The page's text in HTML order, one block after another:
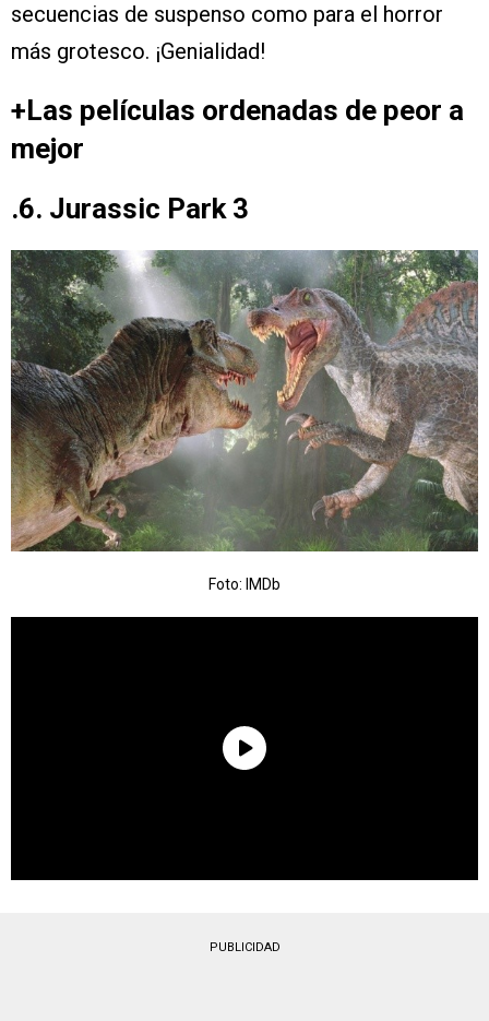
secuencias de suspenso como para el horror
más grotesco. ¡Genialidad!
+Las películas ordenadas de peor a
mejor
.6. Jurassic Park 3
Foto: IMDb
PUBLICIDAD